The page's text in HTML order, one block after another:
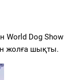
World Dog Show
жолға шықты.